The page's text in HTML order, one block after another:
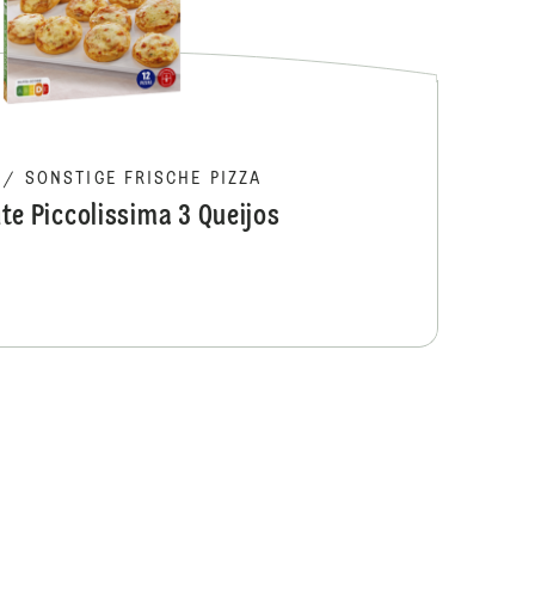
/ SONSTIGE FRISCHE PIZZA
Piccolissima 3 Queijos